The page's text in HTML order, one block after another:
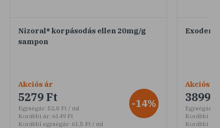
Nizoral® korpásodás ellen 20mg/g
sampon
Akciós ár
5279 Ft
Egységár: 52,8 Ft / ml
Korábbi ár: 6149 Ft
Korábbi egységár: 61,5 Ft / ml
-14%
Exoderil
Akciós ár
3899
Egységár:
Korábbi ár:
Korábbi